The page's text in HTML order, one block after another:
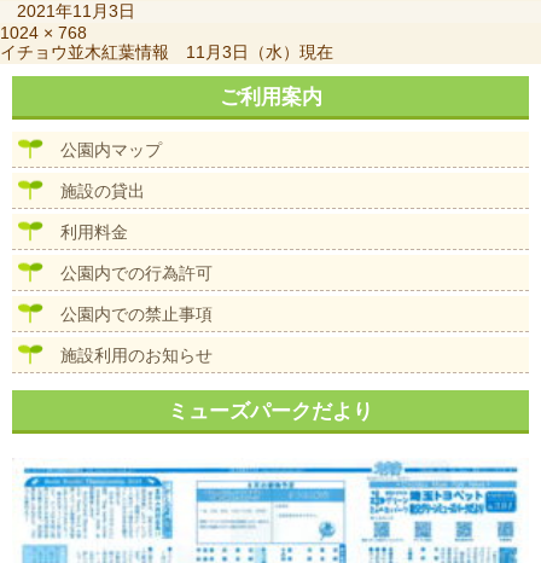
日:
2021年11月3日
フ
ル
サ
ズ
1024 × 768
投
稿
ビ
イチョウ並木紅葉情報 11月3日（水）現在
ご利用案内
公園内マップ
施設の貸出
利用料金
公園内での行為許可
公園内での禁止事項
施設利用のお知らせ
ミューズパークだより